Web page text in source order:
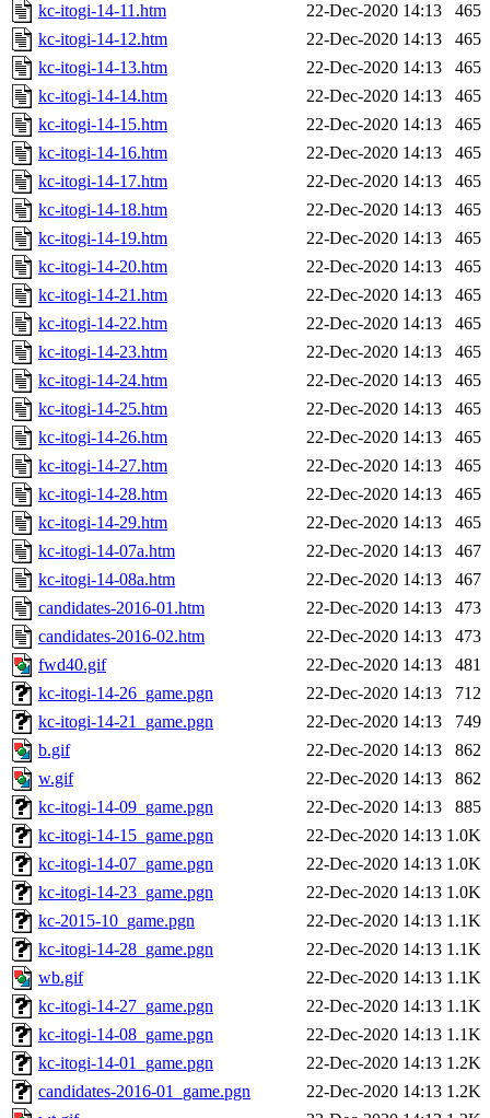
kc-itogi-14-11.htm
22-Dec-2020 14:13
465
kc-itogi-14-12.htm
22-Dec-2020 14:13
465
kc-itogi-14-13.htm
22-Dec-2020 14:13
465
kc-itogi-14-14.htm
22-Dec-2020 14:13
465
kc-itogi-14-15.htm
22-Dec-2020 14:13
465
kc-itogi-14-16.htm
22-Dec-2020 14:13
465
kc-itogi-14-17.htm
22-Dec-2020 14:13
465
kc-itogi-14-18.htm
22-Dec-2020 14:13
465
kc-itogi-14-19.htm
22-Dec-2020 14:13
465
kc-itogi-14-20.htm
22-Dec-2020 14:13
465
kc-itogi-14-21.htm
22-Dec-2020 14:13
465
kc-itogi-14-22.htm
22-Dec-2020 14:13
465
kc-itogi-14-23.htm
22-Dec-2020 14:13
465
kc-itogi-14-24.htm
22-Dec-2020 14:13
465
kc-itogi-14-25.htm
22-Dec-2020 14:13
465
kc-itogi-14-26.htm
22-Dec-2020 14:13
465
kc-itogi-14-27.htm
22-Dec-2020 14:13
465
kc-itogi-14-28.htm
22-Dec-2020 14:13
465
kc-itogi-14-29.htm
22-Dec-2020 14:13
465
kc-itogi-14-07a.htm
22-Dec-2020 14:13
467
kc-itogi-14-08a.htm
22-Dec-2020 14:13
467
candidates-2016-01.htm
22-Dec-2020 14:13
473
candidates-2016-02.htm
22-Dec-2020 14:13
473
fwd40.gif
22-Dec-2020 14:13
481
kc-itogi-14-26_game.pgn
22-Dec-2020 14:13
712
kc-itogi-14-21_game.pgn
22-Dec-2020 14:13
749
b.gif
22-Dec-2020 14:13
862
w.gif
22-Dec-2020 14:13
862
kc-itogi-14-09_game.pgn
22-Dec-2020 14:13
885
kc-itogi-14-15_game.pgn
22-Dec-2020 14:13 1.0K
kc-itogi-14-07_game.pgn
22-Dec-2020 14:13 1.0K
kc-itogi-14-23_game.pgn
22-Dec-2020 14:13 1.0K
kc-2015-10_game.pgn
22-Dec-2020 14:13 1.1K
kc-itogi-14-28_game.pgn
22-Dec-2020 14:13 1.1K
wb.gif
22-Dec-2020 14:13 1.1K
kc-itogi-14-27_game.pgn
22-Dec-2020 14:13 1.1K
kc-itogi-14-08_game.pgn
22-Dec-2020 14:13 1.1K
kc-itogi-14-01_game.pgn
22-Dec-2020 14:13 1.2K
candidates-2016-01_game.pgn
22-Dec-2020 14:13 1.2K